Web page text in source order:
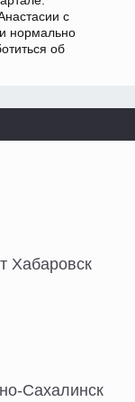
с
нормально
об
Хабаровск
Сахалинск